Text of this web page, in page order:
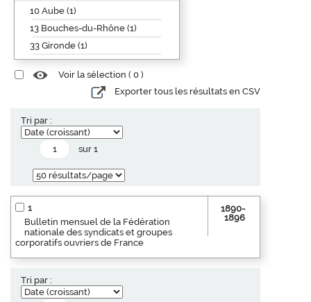
10 Aube (1)
13 Bouches-du-Rhône (1)
33 Gironde (1)
Voir la sélection ( 0 )
Exporter tous les résultats en CSV
Tri par :
sur 1
1
Bulletin mensuel de la Fédération
nationale des syndicats et groupes
corporatifs ouvriers de France
1890-
1896
Tri par :